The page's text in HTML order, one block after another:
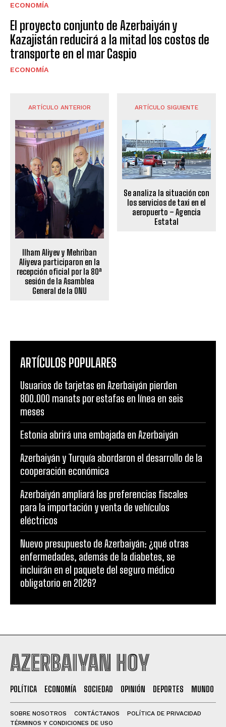
ECONOMÍA
El proyecto conjunto de Azerbaiyán y
Kazajistán reducirá a la mitad los costos de
transporte en el mar Caspio
ECONOMÍA
ARTÍCULO ANTERIOR
Ilham Aliyev y Mehriban
Aliyeva participaron en la
recepción oficial por la 80ª
sesión de la Asamblea
General de la ONU
ARTÍCULO SIGUIENTE
Se analiza la situación con
los servicios de taxi en el
aeropuerto – Agencia
Estatal
ARTÍCULOS POPULARES
Usuarios de tarjetas en Azerbaiyán pierden
800.000 manats por estafas en línea en seis
meses
Estonia abrirá una embajada en Azerbaiyán
Azerbaiyán y Turquía abordaron el desarrollo de la
cooperación económica
Azerbaiyán ampliará las preferencias fiscales
para la importación y venta de vehículos
eléctricos
Nuevo presupuesto de Azerbaiyán: ¿qué otras
enfermedades, además de la diabetes, se
incluirán en el paquete del seguro médico
obligatorio en 2026?
AZERBAIYAN HOY
POLÍTICA ECONOMÍA SOCIEDAD OPINIÓN DEPORTES MUNDO
SOBRE NOSOTROS CONTÁCTANOS
POLÍTICA DE PRIVACIDAD
TÉRMINOS Y CONDICIONES DE USO